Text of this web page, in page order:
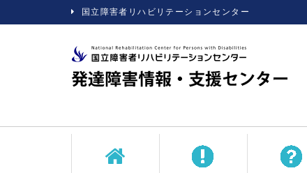
国立障害者リハビリテーションセンター